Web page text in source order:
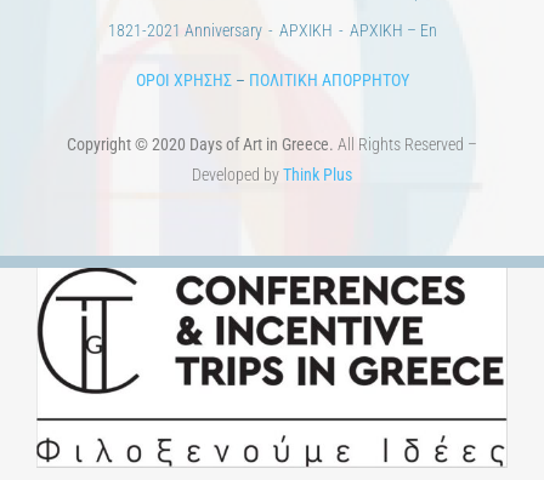
1821-2021 Anniversary
ΑΡΧΙΚΗ ΑΡΧΙΚΗ – En
ΟΡΟΙ ΧΡΗΣΗΣ– ΠΟΛΙΤΙΚΗ ΑΠΟΡΡΗΤΟΥ
Copyright © 2020 Days of Art in Greece. All Rights Reserved –
Developed byThink Plus